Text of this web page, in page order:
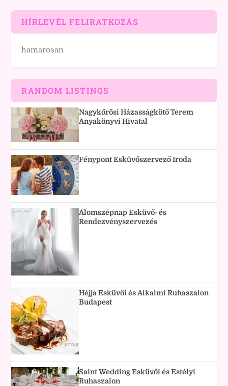
HÍRLEVÉL FELIRATKOZÁS
hamarosan
RANDOM LISTINGS
Nagykőrösi Házasságkötő Terem
Anyakönyvi Hivatal
Fénypont Esküvőszervező Iroda
Álomszépnap Esküvő- és
Rendezvényszervezés
Héjja Esküvői és Alkalmi Ruhaszalon
Budapest
Saint Wedding Esküvői és Estélyi
Ruhaszalon